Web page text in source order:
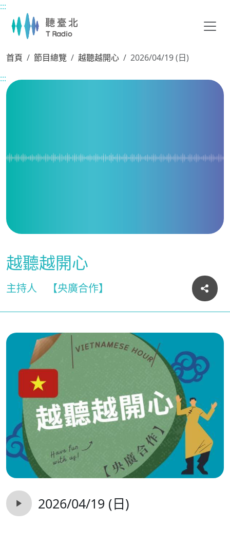
主要內容區塊
:::
首頁 節目總覽 越聽越開心
2026/04/19 (日)
:::
越聽越開心
主持人 【央廣合作】
2026/04/19 (日)